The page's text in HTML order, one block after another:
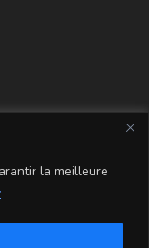
la meilleure